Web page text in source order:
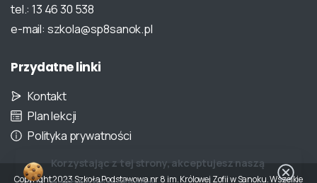
tel.: 13 46 30 538
e-mail: szkola@sp8sanok.pl
Przydatnelinki
Kontakt
Plan lekcji
Polityka prywatności
Copyright 2023 Szkoła Podstawowa nr 8 im. Królowej Zofii w Sanoku. Wszelkie
Korzystając z tej strony, akceptujesz naszą